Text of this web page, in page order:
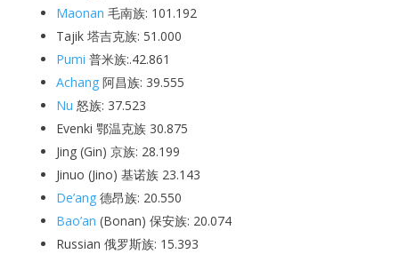
Maonan 毛南族: 101.192
Tajik 塔吉克族: 51.000
Pumi 普米族:.42.861
Achang阿昌族: 39.555
Nu 怒族: 37.523
Evenki 鄂温克族 30.875
Jing (Gin) 京族: 28.199
Jinuo (Jino) 基诺族 23.143
De’ang德昂族: 20.550
Bao’an (Bonan) 保安族: 20.074
Russian 俄罗斯族: 15.393